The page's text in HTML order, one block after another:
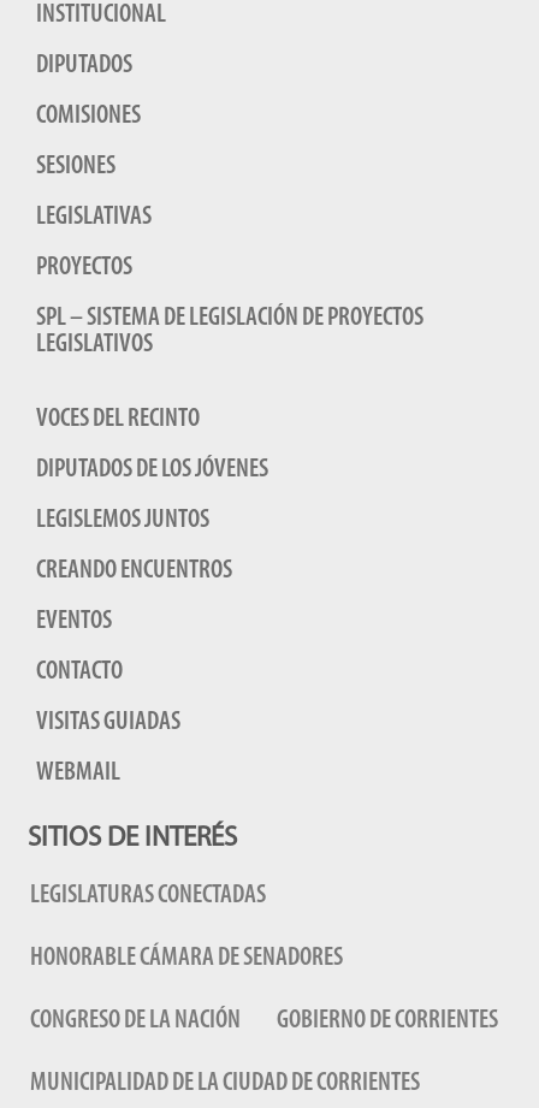
INSTITUCIONAL
DIPUTADOS
COMISIONES
SESIONES
LEGISLATIVAS
PROYECTOS
SPL – SISTEMA DE LEGISLACIÓN DE PROYECTOS
LEGISLATIVOS
VOCES DEL RECINTO
DIPUTADOS DE LOS JÓVENES
LEGISLEMOS JUNTOS
CREANDO ENCUENTROS
EVENTOS
CONTACTO
VISITAS GUIADAS
WEBMAIL
SITIOS DE INTERÉS
LEGISLATURAS CONECTADAS
HONORABLE CÁMARA DE SENADORES
CONGRESO DE LA NACIÓN GOBIERNO DE CORRIENTES
MUNICIPALIDAD DE LA CIUDAD DE CORRIENTES